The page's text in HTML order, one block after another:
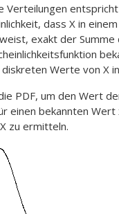
Verteilungen
dass X in
exakt der Summe
Werte von X
PDF, um den Wert
einen bekannten
zu ermitteln.